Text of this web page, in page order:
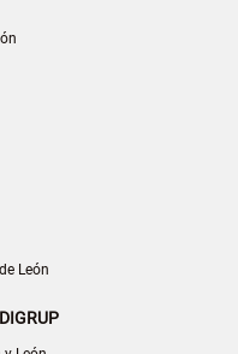
León